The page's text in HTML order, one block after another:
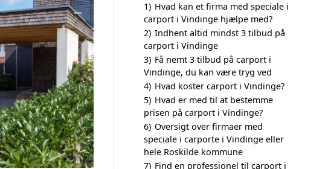
1) Hvad kan et firma med speciale i
carport i Vindinge hjælpe med?
2) Indhent altid mindst 3 tilbud på
carport i Vindinge
3) Få nemt 3 tilbud på carport i
Vindinge, du kan være tryg ved
4) Hvad koster carport i Vindinge?
5) Hvad er med til at bestemme
prisen på carport i Vindinge?
6) Oversigt over firmaer med
speciale i carporte i Vindinge eller
hele Roskilde kommune
7) Find en professionel til carport i